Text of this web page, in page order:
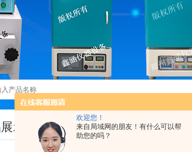
欢迎您！
来自局域网的朋友！有什么可以帮
助您的吗？
示 您现在的位置：首页>